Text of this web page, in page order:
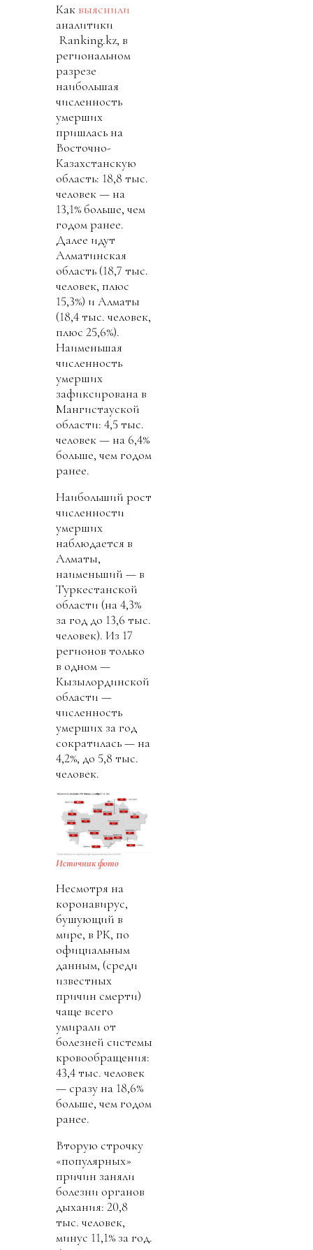
Как выяснили
аналитики
Ranking.kz, в
региональном
разрезе
наибольшая
численность
умерших
пришлась на
Восточно-
Казахстанскую
область: 18,8 тыс.
человек — на
13,1% больше, чем
годом ранее.
Далее идут
Алматинская
область (18,7 тыс.
человек, плюс
15,3%) и Алматы
(18,4 тыс. человек,
плюс 25,6%).
Наименьшая
численность
умерших
зафиксирована в
Мангистауской
области: 4,5 тыс.
человек — на 6,4%
больше, чем годом
ранее.
Наибольший рост
численности
умерших
наблюдается в
Алматы,
наименьший — в
Туркестанской
области (на 4,3%
за год до 13,6 тыс.
человек). Из 17
регионов только
в одном —
Кызылординской
области —
численность
умерших за год
сократилась — на
4,2%, до 5,8 тыс.
человек.
Источник фото
Несмотря на
коронавирус,
бушующий в
мире, в РК, по
официальным
данным, (среди
известных
причин смерти)
чаще всего
умирали от
болезней системы
кровообращения:
43,4 тыс. человек
— сразу на 18,6%
больше, чем годом
ранее.
Вторую строчку
«популярных»
причин заняли
болезни органов
дыхания: 20,8
тыс. человек,
минус 11,1% за год.